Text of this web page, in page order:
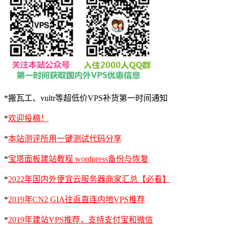
*搬瓦工、vultr等超低价VPS补货第一时间通知
*欢迎投稿！
*本站测评所用一键测试代码分享
*宝塔面板建站教程 wordpress备份与恢复
*2022年国内外便宜云服务器商家汇总【必看】
*2019年CN2 GIA往返直连内地VPS推荐
*2019年建站VPS推荐，支持支付宝和微信